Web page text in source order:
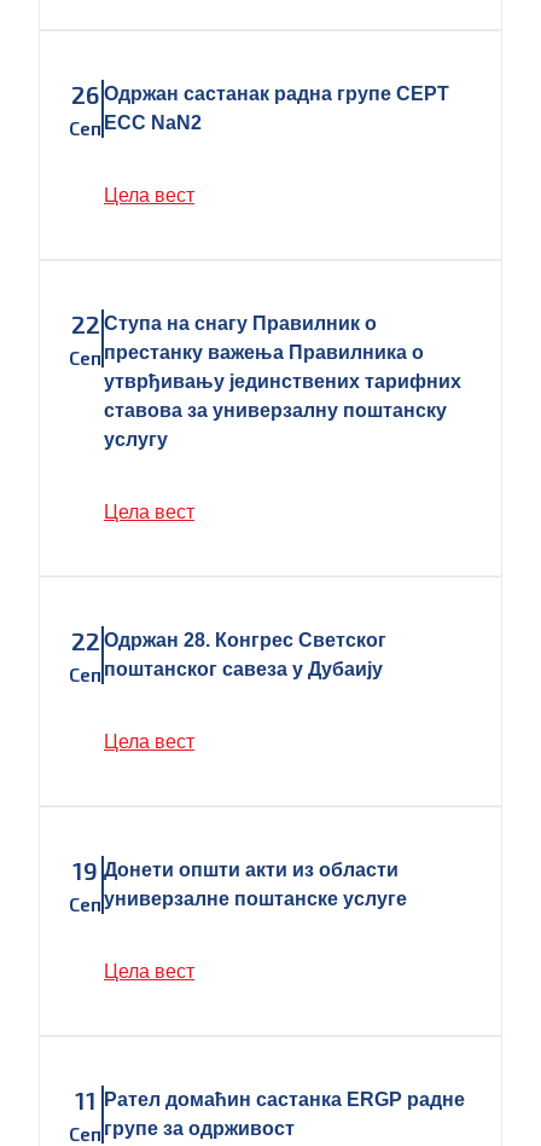
26
Сеп
Одржан састанак радна групе CEPT
ECC NaN2
Цела вест
22
Сеп
Ступа на снагу Правилник о
престанку важења Правилника о
утврђивању јединствених тарифних
ставова за универзалну поштанску
услугу
Цела вест
22
Сеп
Одржан 28. Конгрес Светског
поштанског савеза у Дубаију
Цела вест
19
Сеп
Донети општи акти из области
универзалне поштанске услуге
Цела вест
11
Сеп
Рател домаћин састанка ERGP радне
групе за одрживост